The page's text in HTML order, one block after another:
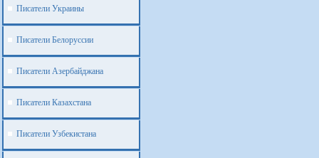
Писатели Украины
Писатели Белоруссии
Писатели Азербайджана
Писатели Казахстана
Писатели Узбекистана